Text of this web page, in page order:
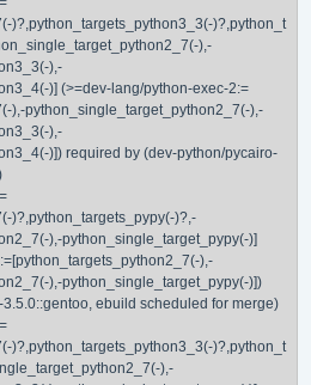
)?,python_targets_python3_3(-)?,python_t
),-
),-
)] (>=dev-lang/python-exec-2:=
),-python_single_target_python2_7(-),-
),-
)]) required by (dev-python/pycairo-
)?,python_targets_pypy(-)?,-
),-python_single_target_pypy(-)]
),-
),-python_single_target_pypy(-)])
ebuild scheduled for merge)
)?,python_targets_python3_3(-)?,python_t
),-